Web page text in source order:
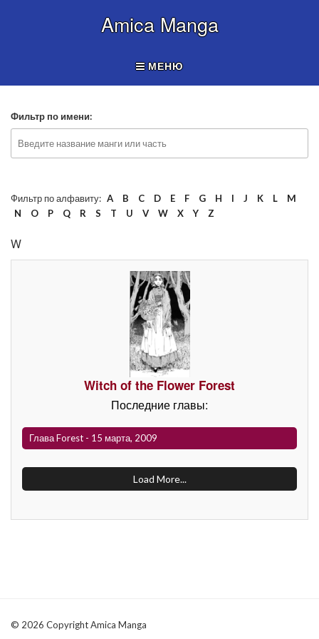
Amica Manga
МЕНЮ
Фильтр по имени:
Фильтр по алфавиту: A B C D E F G H I J K L
M
N
O P Q R S T U V W X Y Z
W
Witch of the Flower Forest
Последние главы:
Глава Forest - 15 марта, 2009
Load More...
© 2026 Copyright Amica Manga